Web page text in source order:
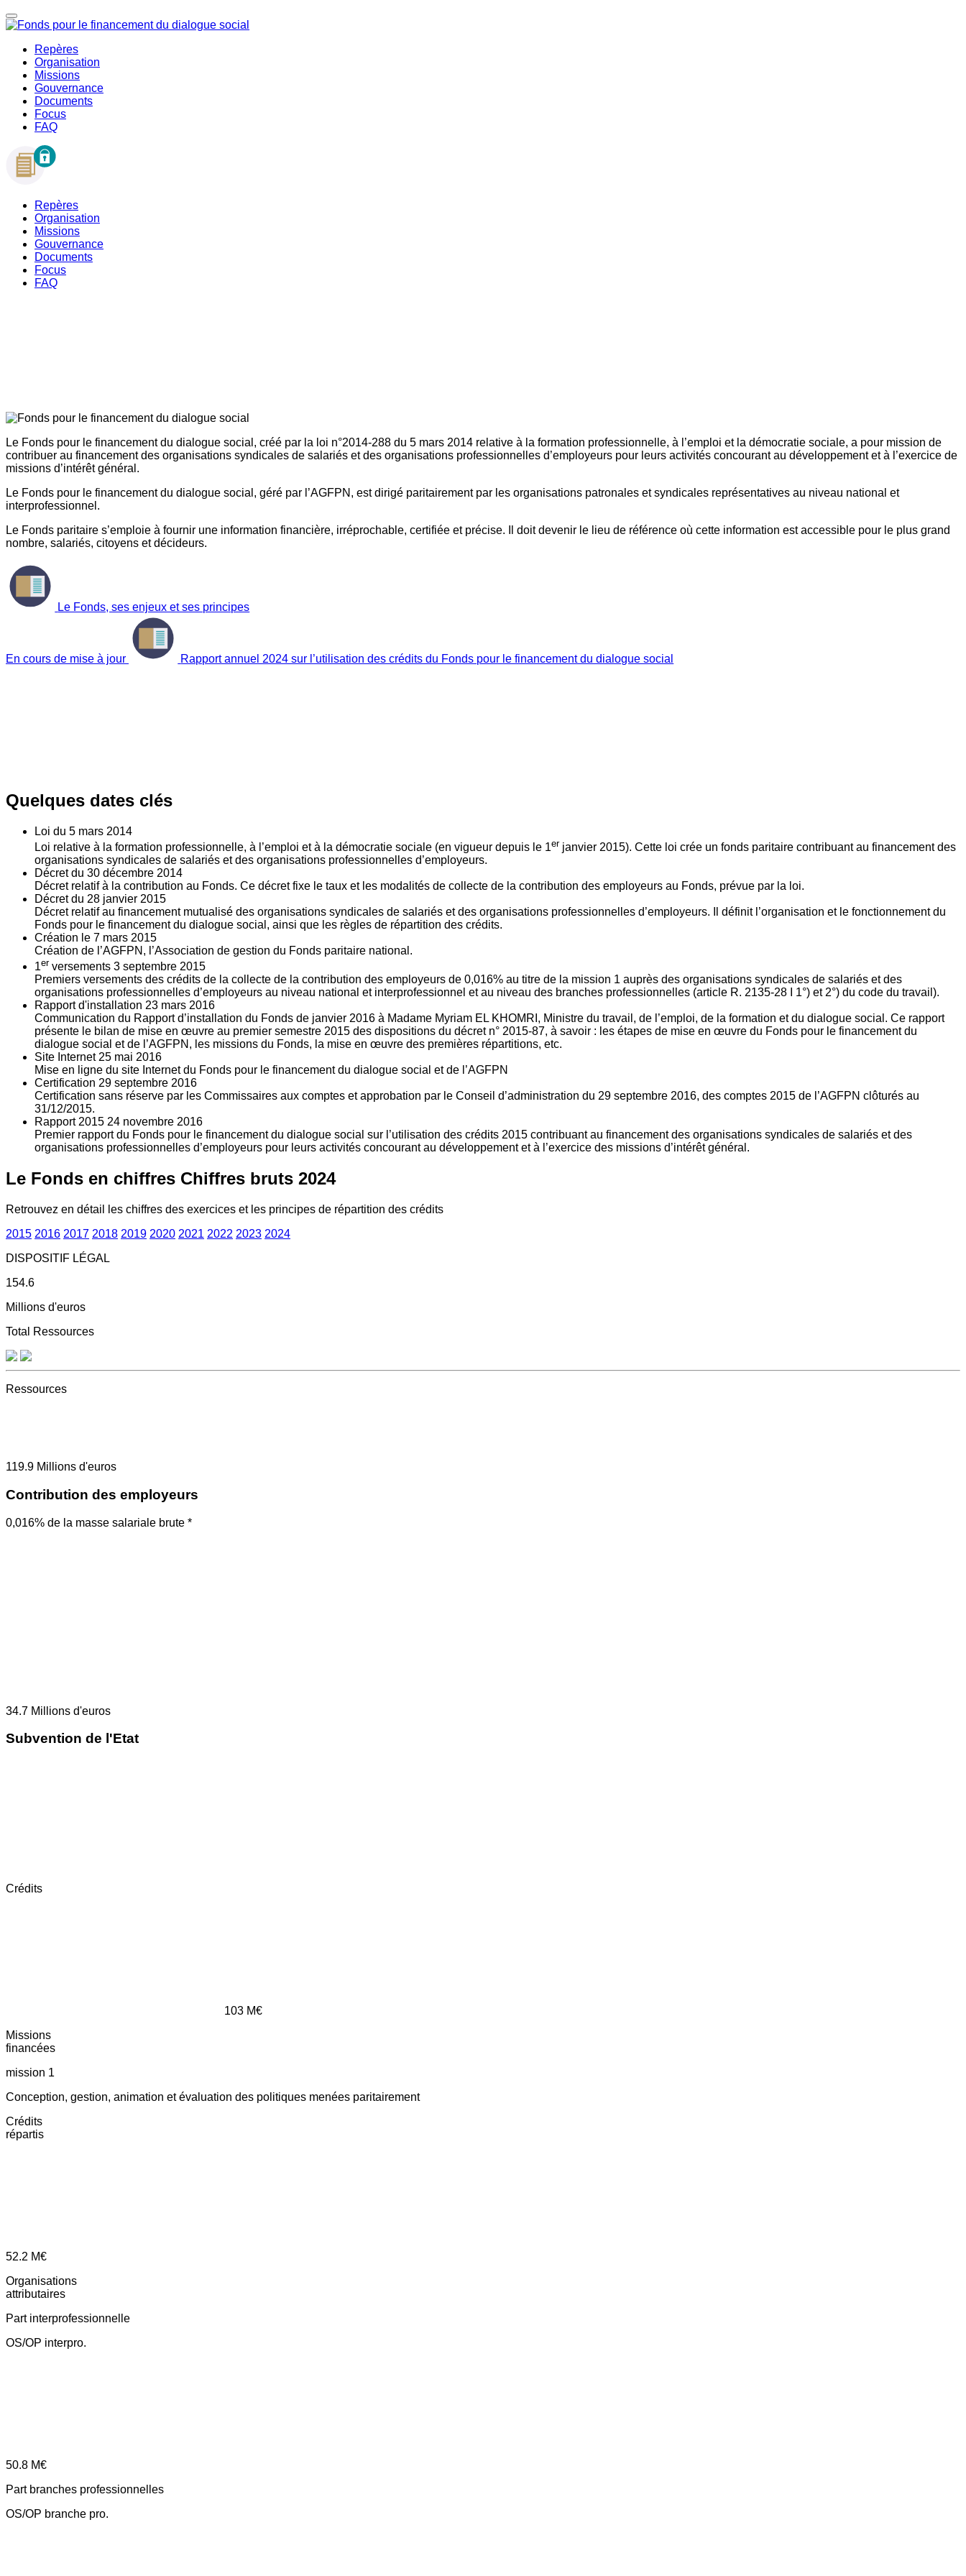
Repères
Organisation
Missions
Gouvernance
Documents
Focus
FAQ
Repères
Organisation
Missions
Gouvernance
Documents
Focus
FAQ
Le Fonds pour le financement du dialogue social, créé par la loi n°2014-288 du 5 mars 2014 relative à la formation professionnelle, à l’emploi et la démocratie sociale, a pour mission de
contribuer au financement des organisations syndicales de salariés et des organisations professionnelles d’employeurs pour leurs activités concourant au développement et à l’exercice de
missions d’intérêt général.
Le Fonds pour le financement du dialogue social, géré par l’AGFPN, est dirigé paritairement par les organisations patronales et syndicales représentatives au niveau national et
interprofessionnel.
Le Fonds paritaire s’emploie à fournir une information financière, irréprochable, certifiée et précise. Il doit devenir le lieu de référence où cette information est accessible pour le plus grand
nombre, salariés, citoyens et décideurs.
Le Fonds, ses enjeux et ses principes
En cours de mise à jour Rapport annuel 2024 sur l’utilisation des crédits du Fonds pour le financement du dialogue social
Quelques dates clés
Loi du 5 mars 2014
Loi relative à la formation professionnelle, à l’emploi et à la démocratie sociale (en vigueur depuis le 1er janvier 2015). Cette loi crée un fonds paritaire contribuant au financement des
organisations syndicales de salariés et des organisations professionnelles d’employeurs.
Décret du 30 décembre 2014
Décret relatif à la contribution au Fonds. Ce décret fixe le taux et les modalités de collecte de la contribution des employeurs au Fonds, prévue par la loi.
Décret du 28 janvier 2015
Décret relatif au financement mutualisé des organisations syndicales de salariés et des organisations professionnelles d’employeurs. Il définit l’organisation et le fonctionnement du
Fonds pour le financement du dialogue social, ainsi que les règles de répartition des crédits.
Création le 7 mars 2015
Création de l’AGFPN, l’Association de gestion du Fonds paritaire national.
1er versements 3 septembre 2015
Premiers versements des crédits de la collecte de la contribution des employeurs de 0,016% au titre de la mission 1 auprès des organisations syndicales de salariés et des
organisations professionnelles d’employeurs au niveau national et interprofessionnel et au niveau des branches professionnelles (article R. 2135‐28 I 1°) et 2°) du code du travail).
Rapport d'installation 23 mars 2016
Communication du Rapport d’installation du Fonds de janvier 2016 à Madame Myriam EL KHOMRI, Ministre du travail, de l’emploi, de la formation et du dialogue social. Ce rapport
présente le bilan de mise en œuvre au premier semestre 2015 des dispositions du décret n° 2015-87, à savoir : les étapes de mise en œuvre du Fonds pour le financement du
dialogue social et de l’AGFPN, les missions du Fonds, la mise en œuvre des premières répartitions, etc.
Site Internet 25 mai 2016
Mise en ligne du site Internet du Fonds pour le financement du dialogue social et de l’AGFPN
Certification 29 septembre 2016
Certification sans réserve par les Commissaires aux comptes et approbation par le Conseil d’administration du 29 septembre 2016, des comptes 2015 de l’AGFPN clôturés au
31/12/2015.
Rapport 2015 24 novembre 2016
Premier rapport du Fonds pour le financement du dialogue social sur l’utilisation des crédits 2015 contribuant au financement des organisations syndicales de salariés et des
organisations professionnelles d’employeurs pour leurs activités concourant au développement et à l’exercice des missions d’intérêt général.
Le Fonds en chiffres Chiffres bruts 2024
Retrouvez en détail les chiffres des exercices et les principes de répartition des crédits
2015 2016 2017 2018 2019 2020 2021 2022 2023 2024
DISPOSITIF LÉGAL
154.6
Millions d'euros
Total Ressources
Ressources
119.9 Millions d'euros
Contribution des employeurs
0,016% de la masse salariale brute *
34.7 Millions d'euros
Subvention de l'Etat
Crédits
103 M€
Missions
financées
mission 1
Conception, gestion, animation et évaluation des politiques menées paritairement
Crédits
répartis
52.2 M€
Organisations
attributaires
Part interprofessionnelle
OS/OP interpro.
50.8 M€
Part branches professionnelles
OS/OP branche pro.